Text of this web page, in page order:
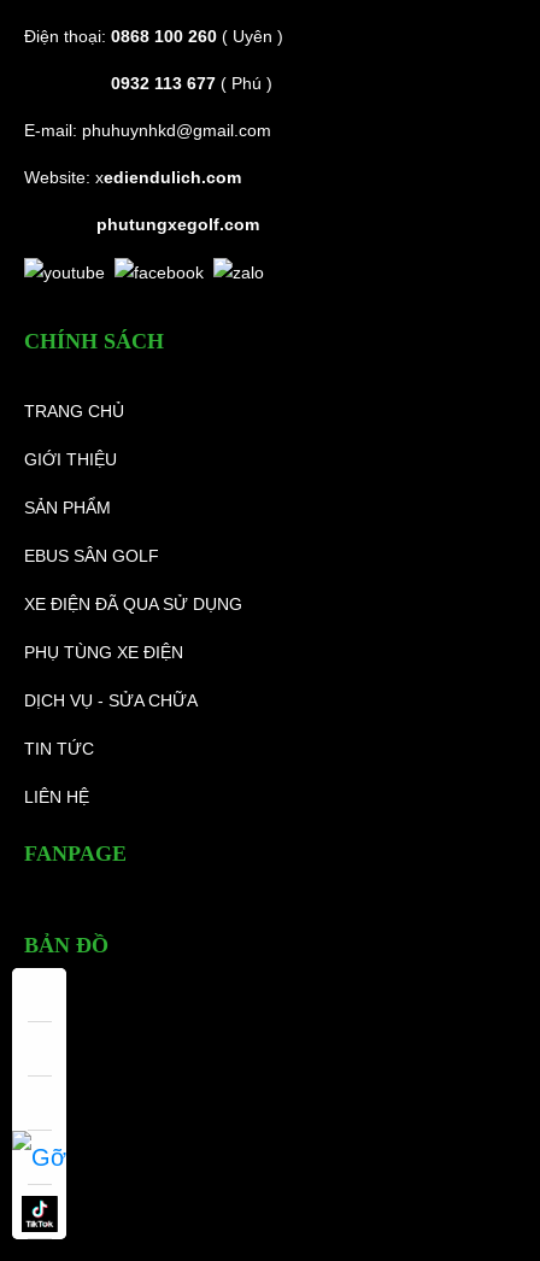
Điện thoại: 0868 100 260 ( Uyên )
0932 113 677 ( Phú )
E-mail: phuhuynhkd@gmail.com
Website: xediendulich.com
phutungxegolf.com
CHÍNH SÁCH
TRANG CHỦ
GIỚI THIỆU
SẢN PHẨM
EBUS SÂN GOLF
XE ĐIỆN ĐÃ QUA SỬ DỤNG
PHỤ TÙNG XE ĐIỆN
DỊCH VỤ - SỬA CHỮA
TIN TỨC
LIÊN HỆ
FANPAGE
BẢN ĐỒ